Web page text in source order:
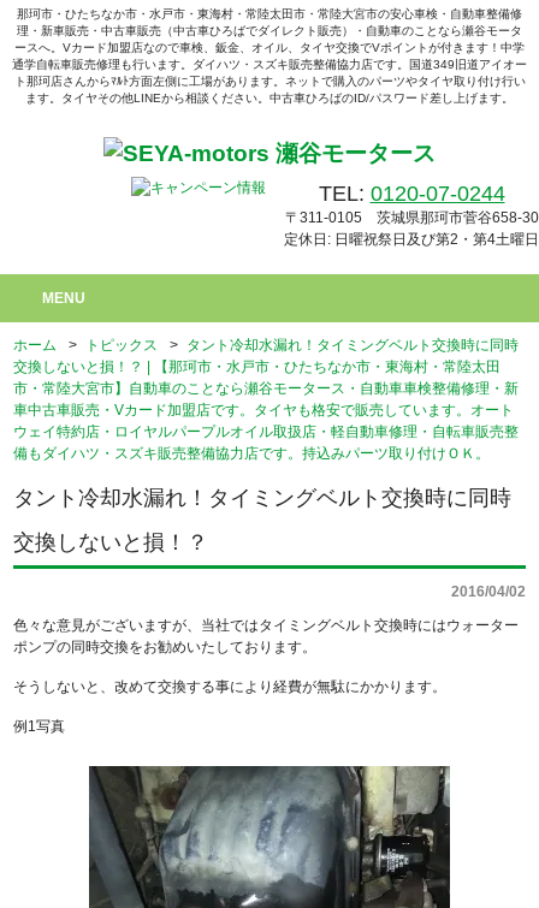
那珂市・ひたちなか市・水戸市・東海村・常陸太田市・常陸大宮市の安心車検・自動車整備修
理・新車販売・中古車販売（中古車ひろばでダイレクト販売）・自動車のことなら瀬谷モータ
ースへ。Vカード加盟店なので車検、鈑金、オイル、タイヤ交換でVポイントが付きます！中学
通学自転車販売修理も行います。ダイハツ・スズキ販売整備協力店です。国道349旧道アイオー
ト那珂店さんからﾏﾙﾄ方面左側に工場があります。ネットで購入のパーツやタイヤ取り付け行い
ます。タイヤその他LINEから相談ください。中古車ひろばのID/パスワード差し上げます。
TEL: 0120-07-0244
〒311-0105 茨城県那珂市菅谷658-30
定休日: 日曜祝祭日及び第2・第4土曜日
MENU
ホーム > トピックス > タント冷却水漏れ！タイミングベルト交換時に同時
交換しないと損！？ | 【那珂市・水戸市・ひたちなか市・東海村・常陸太田
市・常陸大宮市】自動車のことなら瀬谷モータース・自動車車検整備修理・新
車中古車販売・Vカード加盟店です。タイヤも格安で販売しています。オート
ウェイ特約店・ロイヤルパープルオイル取扱店・軽自動車修理・自転車販売整
備もダイハツ・スズキ販売整備協力店です。持込みパーツ取り付けＯＫ。
タント冷却水漏れ！タイミングベルト交換時に同時
交換しないと損！？
2016/04/02
色々な意見がございますが、当社ではタイミングベルト交換時にはウォーター
ポンプの同時交換をお勧めいたしております。
そうしないと、改めて交換する事により経費が無駄にかかります。
例1写真